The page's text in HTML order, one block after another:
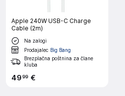
Apple 240W USB-C Charge
Cable (2m)
Na zalogi
Prodajalec Big Bang
Brezplačna poštnina za člane
kluba
4999 €